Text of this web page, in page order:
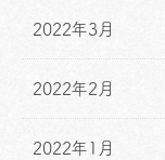
2022年3月
2022年2月
2022年1月